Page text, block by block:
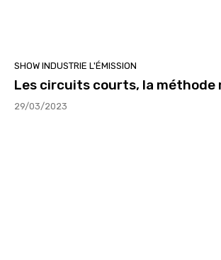
SHOW INDUSTRIE L'ÉMISSION
Les circuits courts, la méthode
29/03/2023